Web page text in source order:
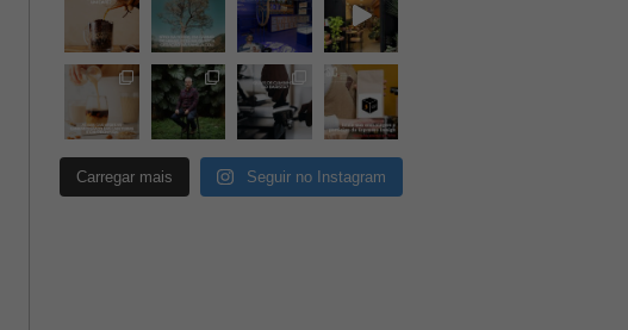
Carregar mais Seguir no Instagram